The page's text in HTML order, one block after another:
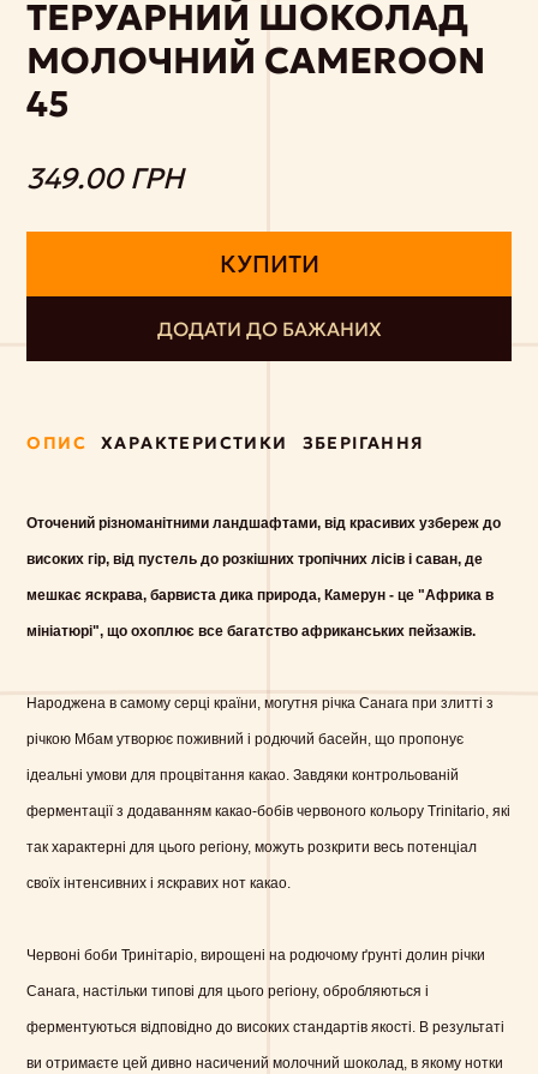
ТЕРУАРНИЙ ШОКОЛАД
МОЛОЧНИЙ CAMEROON
45
349.00 ГРН
КУПИТИ
ДОДАТИ ДО БАЖАНИХ
ОПИС ХАРАКТЕРИСТИКИ ЗБЕРІГАННЯ
Оточений різноманітними ландшафтами, від красивих узбереж до
високих гір, від пустель до розкішних тропічних лісів і саван, де
мешкає яскрава, барвиста дика природа, Камерун - це "Африка в
мініатюрі", що охоплює все багатство африканських пейзажів.
Народжена в самому серці країни, могутня річка Санага при злитті з
річкою Мбам утворює поживний і родючий басейн, що пропонує
ідеальні умови для процвітання какао.Завдяки контрольованій
ферментації з додаванням какао-бобів червоного кольору Trinitario, які
так характерні для цього регіону, можуть розкрити весь потенціал
своїх інтенсивних і яскравих нот какао.
Червоні боби Тринітаріо, вирощені на родючому ґрунті долин річки
Санага, настільки типові для цього регіону, обробляються і
ферментуються відповідно до високих стандартів якості. В результаті
ви отримаєте цей дивно насичений молочний шоколад, в якому нотки